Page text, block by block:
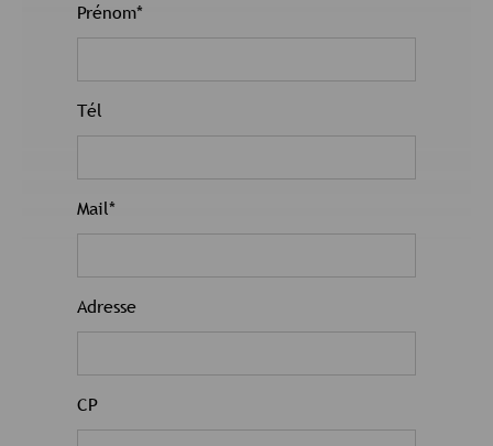
Prénom*
Tél
Mail*
Adresse
CP